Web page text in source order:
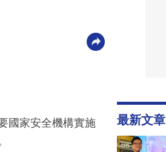
國家安全機構實施
最新文章